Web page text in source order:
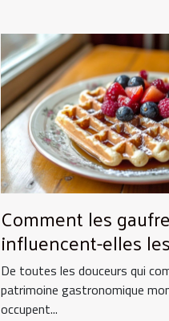
Comment les
influencent-elles
culinaires ?
De toutes les douceurs qui
patrimoine gastronomique
occupent...